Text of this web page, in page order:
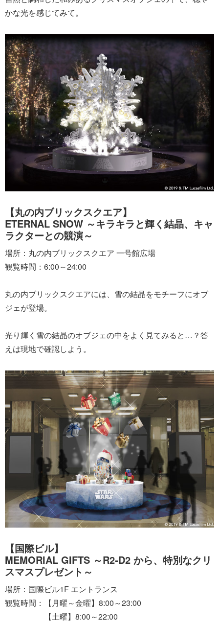
かな光を感じてみて。
【丸の内ブリックスクエア】
ETERNAL SNOW ～キラキラと輝く結晶、キャ
ラクターとの競演～
場所：丸の内ブリックスクエア 一号館広場
観覧時間：6:00～24:00
丸の内ブリックスクエアには、雪の結晶をモチーフにオブ
ジェが登場。
光り輝く雪の結晶のオブジェの中をよく見てみると…？答
えは現地で確認しよう。
【国際ビル】
MEMORIAL GIFTS ～R2-D2 から、特別なクリ
スマスプレゼント～
場所：国際ビル1F エントランス
観覧時間：【月曜～金曜】8:00～23:00
【土曜】8:00～22:00